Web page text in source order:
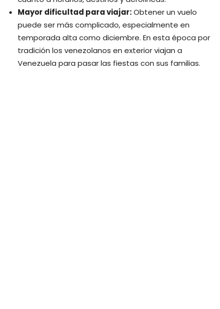
Mayor dificultad para viajar:Obtener un vuelo
puede ser más complicado, especialmente en
temporada alta como diciembre. En esta época por
tradición los venezolanos en exterior viajan a
Venezuela para pasar las fiestas con sus familias.